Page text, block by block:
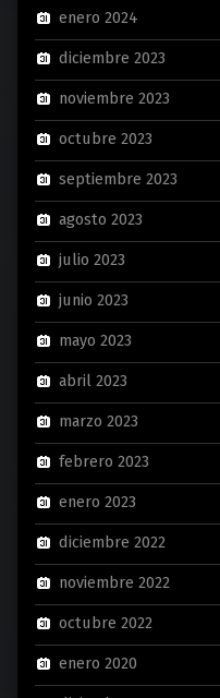
enero 2024
diciembre 2023
noviembre 2023
octubre 2023
septiembre 2023
agosto 2023
julio 2023
junio 2023
mayo 2023
abril 2023
marzo 2023
febrero 2023
enero 2023
diciembre 2022
noviembre 2022
octubre 2022
enero 2020